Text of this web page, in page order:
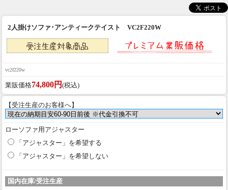
2人掛けソファ･アンティークテイスト VC2F220W
vc2f220w
業販価格74,800円 (税込)
【受注生産のお客様へ】
ローソファ用アジャスター
「アジャスター」を希望する
「アジャスター」を希望しない
国内在庫/受注生産